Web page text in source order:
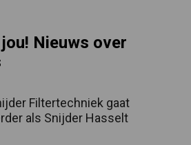
Nieuws over
Filtertechniek gaat
als Snijder Hasselt